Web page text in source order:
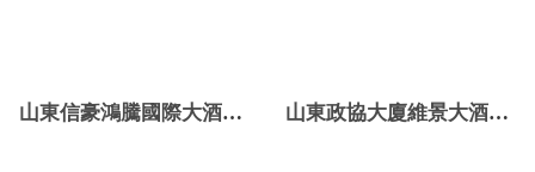
山東信豪鴻騰國際大酒店樓宇控製係統項目 山東政協大廈維景大酒店樓宇自控係統項目